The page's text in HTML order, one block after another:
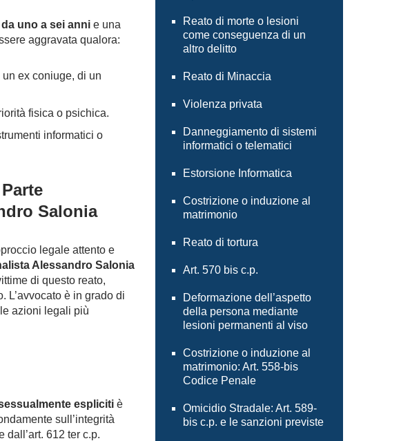
uno a sei annie una
aggravata qualora:
ex coniuge, di un
fisica o psichica.
informatici o
Salonia
legale attento e
Alessandro Salonia
di questo reato,
L’avvocato è in grado di
azioni legali più
esplicitiè
sull’integrità
612 ter c.p.
Reato di morte o lesioni
come conseguenza di un
altro delitto
Reato di Minaccia
Violenza privata
Danneggiamento di sistemi
informatici o telematici
Estorsione Informatica
Costrizione o induzione al
matrimonio
Reato di tortura
Art. 570 bis c.p.
Deformazione dell’aspetto
della persona mediante
lesioni permanenti al viso
Costrizione o induzione al
matrimonio: Art. 558-bis
Codice Penale
Omicidio Stradale: Art. 589-
bis c.p. e le sanzioni previste